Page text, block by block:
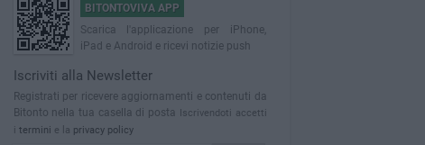
BITONTOVIVA APP
Scarica l'applicazione per iPhone,
iPad e Android e ricevi notizie push
Iscriviti alla Newsletter
Registrati per ricevere aggiornamenti e contenuti da
Bitonto nella tua casella di posta Iscrivendoti accetti
i termini e la privacy policy